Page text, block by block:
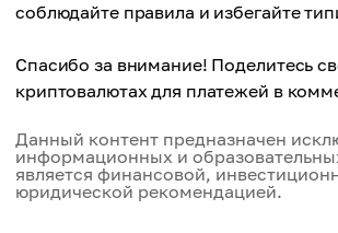
соблюдайте правила и избегайте
Спасибо за внимание! Поделитесь
криптовалютах для платежей в
Данный контент предназначен
информационных и
является финансовой,
юридической рекомендацией.